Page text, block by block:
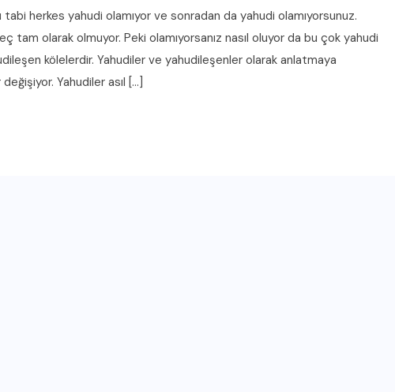
herkes yahudi olamıyor ve sonradan da yahudi olamıyorsunuz.
tam olarak olmuyor. Peki olamıyorsanız nasıl oluyor da bu çok yahudi
kölelerdir. Yahudiler ve yahudileşenler olarak anlatmaya
Yahudiler asıl […]